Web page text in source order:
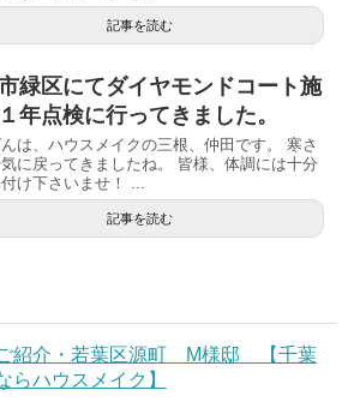
記事を読む
緑区にてダイヤモンドコート施
年点検に行ってきました。
んは、ハウスメイクの三根、仲田です。 寒さ
に戻ってきましたね。 皆様、体調には十分
け下さいませ！ ...
記事を読む
紹介・若葉区源町 M様邸 【千葉
らハウスメイク】